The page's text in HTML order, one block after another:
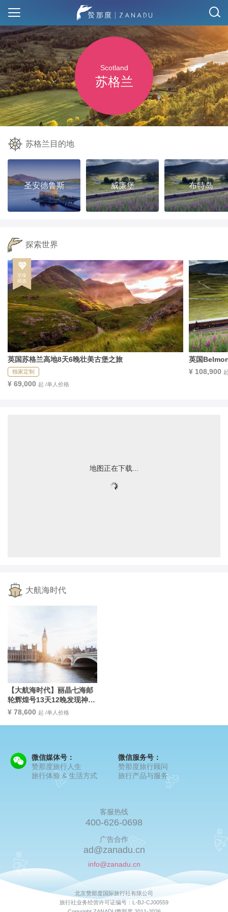
Scotland
苏格兰
苏格兰目的地
圣安德鲁斯 威廉堡 布特岛
探索世界
英国苏格兰高地8天6晚壮美古堡之旅
独家定制
¥ 69,000 起 /单人价格
英国
¥ 108,900
地图正在下载...
大航海时代
【大航海时代】丽晶七海邮
轮辉煌号13天12晚发现神圣
城堡与海岸线
¥ 78,600 起 /单人价格
微信媒体号：
赞那度旅行人生
旅行体验 & 生活方式
微信服务号：
赞那度旅行顾问
旅行产品与服务
客服热线
400-626-0698
广告合作
ad@zanadu.cn
info@zanadu.cn
北京赞那度国际旅行社有限公司
旅行社业务经营许可证编号：L-BJ-CJ00559